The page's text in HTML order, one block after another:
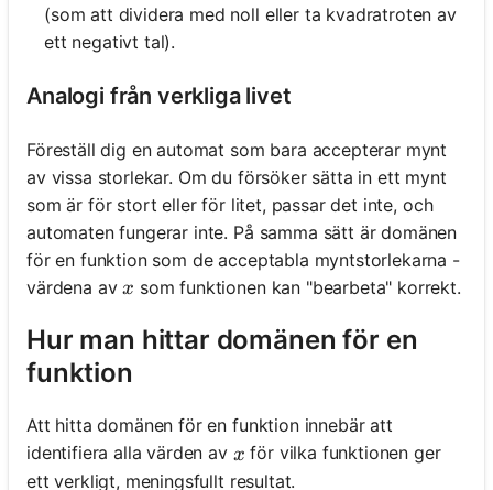
(som att dividera med noll eller ta kvadratroten av
ett negativt tal).
Analogi från verkliga livet
Föreställ dig en automat som bara accepterar mynt
av vissa storlekar. Om du försöker sätta in ett mynt
som är för stort eller för litet, passar det inte, och
automaten fungerar inte. På samma sätt är domänen
för en funktion som de acceptabla myntstorlekarna -
värdena avx
x som funktionen kan "bearbeta" korrekt.
Hur man hittar domänen för en
funktion
Att hitta domänen för en funktion innebär att
identifiera alla värden av x
x för vilka funktionen ger
ett verkligt, meningsfullt resultat.